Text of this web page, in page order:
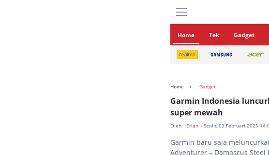
Home Tek Gadget
Home Gadget
Garmin Indonesia
super mewah
Oleh: Erlan - Senin, 03 Februari 2025
Garmin baru saja
Adventurer – Damascus Steel